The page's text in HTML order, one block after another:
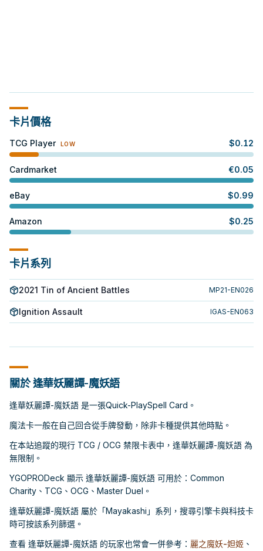
卡片價格
TCG Player LOW $0.12
Cardmarket €0.05
eBay $0.99
Amazon $0.25
卡片系列
2021 Tin of Ancient Battles MP21-EN026
Ignition Assault IGAS-EN063
關於 逢華妖麗譚-魔妖語
逢華妖麗譚-魔妖語 是一張Quick-PlaySpell Card。
魔法卡一般在自己回合從手牌發動，除非卡種提供其他時點。
在本站追蹤的現行 TCG / OCG 禁限卡表中，逢華妖麗譚-魔妖語 為
無限制。
YGOPRODeck 顯示 逢華妖麗譚-魔妖語 可用於：Common
Charity、TCG、OCG、Master Duel。
逢華妖麗譚-魔妖語 屬於「Mayakashi」系列，搜尋引擎卡與科技卡
時可按該系列篩選。
查看 逢華妖麗譚-魔妖語 的玩家也常會一併參考： 麗之魔妖-妲姬 、